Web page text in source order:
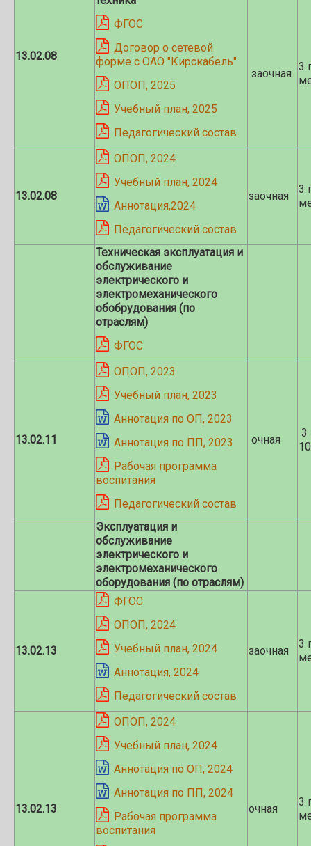
13.02.08
ФГОС
Договор о сетевой
форме с ОАО "Кирскабель"
ОПОП, 2025
Учебный план, 2025
Педагогический состав
заочная
3
13.02.08
ОПОП, 2024
Учебный план, 2024
Аннотация,2024
Педагогический состав
заочная
3
Техническая эксплуатация и
обслуживание
электрического и
электромеханического
обобрудования (по
отраслям)
ФГОС
13.02.11
ОПОП, 2023
Учебный план, 2023
Аннотация по ОП, 2023
Аннотация по ПП, 2023
Рабочая программа
воспитания
Педагогический состав
очная
3
Эксплуатация и
обслуживание
электрического и
электромеханического
оборудования (по отраслям)
13.02.13
ФГОС
ОПОП, 2024
Учебный план, 2024
Аннотация, 2024
Педагогический состав
заочная
3
13.02.13
ОПОП, 2024
Учебный план, 2024
Аннотация по ОП, 2024
Аннотация по ПП, 2024
Рабочая программа
воспитания
очная
3